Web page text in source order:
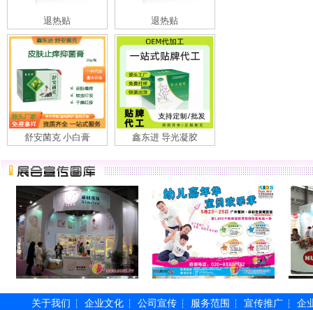
退热贴 退热贴
舒安菌克 小白膏 鑫东进 导光凝胶
关于我们 ┆ 企业文化 ┆ 公司宣传 ┆ 服务范围 ┆ 宣传推广 ┆ 企